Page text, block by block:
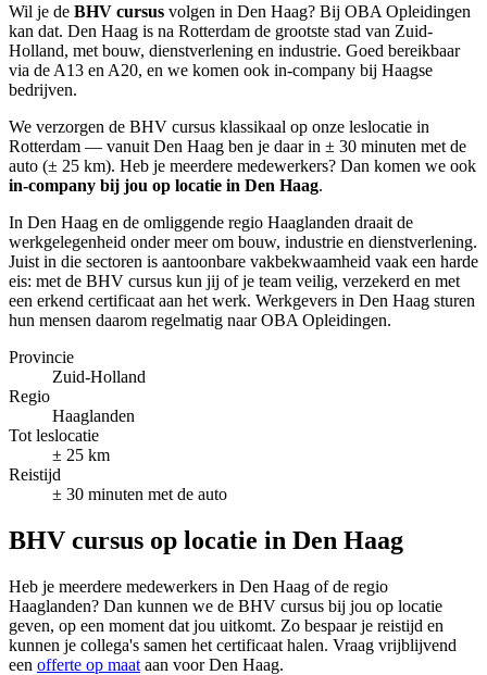
Wil je de BHV cursus volgen in Den Haag? Bij OBA Opleidingen
kan dat. Den Haag is na Rotterdam de grootste stad van Zuid-
Holland, met bouw, dienstverlening en industrie. Goed bereikbaar
via de A13 en A20, en we komen ook in-company bij Haagse
bedrijven.
We verzorgen de BHV cursus klassikaal op onze leslocatie in
Rotterdam — vanuit Den Haag ben je daar in ± 30 minuten met de
auto (± 25 km). Heb je meerdere medewerkers? Dan komen we ook
in-company bij jou op locatie in Den Haag.
In Den Haag en de omliggende regio Haaglanden draait de
werkgelegenheid onder meer om bouw, industrie en dienstverlening.
Juist in die sectoren is aantoonbare vakbekwaamheid vaak een harde
eis: met de BHV cursus kun jij of je team veilig, verzekerd en met
een erkend certificaat aan het werk. Werkgevers in Den Haag sturen
hun mensen daarom regelmatig naar OBA Opleidingen.
Provincie
Zuid-Holland
Regio
Haaglanden
Tot leslocatie
± 25 km
Reistijd
± 30 minuten met de auto
BHV cursus op locatie in Den Haag
Heb je meerdere medewerkers in Den Haag of de regio
Haaglanden? Dan kunnen we de BHV cursus bij jou op locatie
geven, op een moment dat jou uitkomt. Zo bespaar je reistijd en
kunnen je collega's samen het certificaat halen. Vraag vrijblijvend
een offerte op maat aan voor Den Haag.